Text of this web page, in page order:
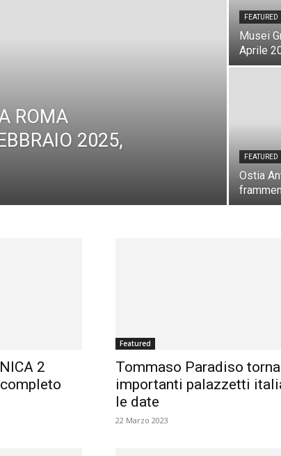
ROMA
2025,
FEATURED
Musei
Aprile
FEATURED
Ostia
2
Featured
Tommaso Paradiso
importanti palazzetti
le date
22 Marzo 2023